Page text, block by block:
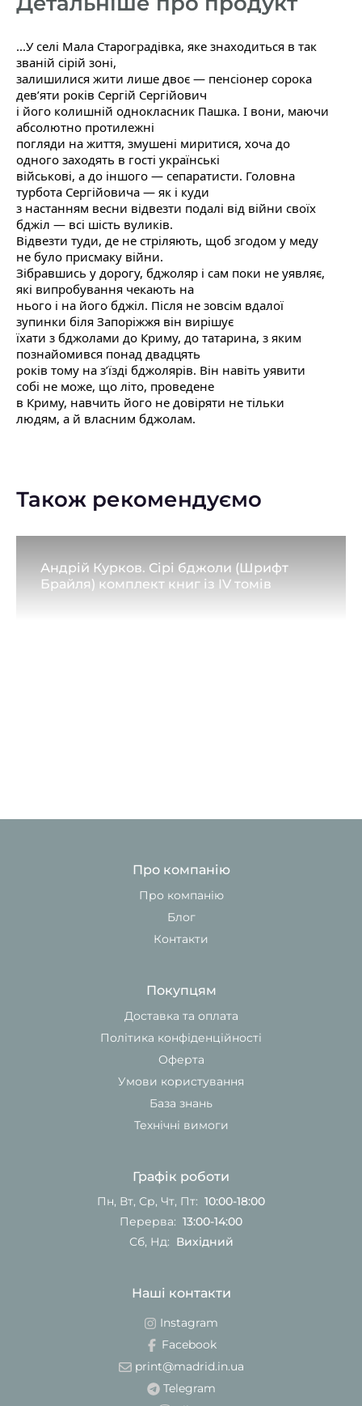
...У селі Мала Староградівка, яке знаходиться в так
званій сірій зоні,
залишилися жити лише двоє — пенсіонер сорока
дев’яти років Сергій Сергійович
і його колишній однокласник Пашка. І вони, маючи
абсолютно протилежні
погляди на життя, змушені миритися, хоча до
одного заходять в гості українські
військові, а до іншого — сепаратисти. Головна
турбота Сергійовича — як і куди
з настанням весни відвезти подалі від війни своїх
бджіл — всі шість вуликів.
Відвезти туди, де не стріляють, щоб згодом у меду
не було присмаку війни.
Зібравшись у дорогу, бджоляр і сам поки не уявляє,
які випробування чекають на
нього і на його бджіл. Після не зовсім вдалої
зупинки біля Запоріжжя він вирішує
їхати з бджолами до Криму, до татарина, з яким
познайомився понад двадцять
років тому на з’їзді бджолярів. Він навіть уявити
собі не може, що літо, проведене
в Криму, навчить його не довіряти не тільки
людям, а й власним бджолам.
Також рекомендуємо
Андрій Курков. Сірі бджоли (Шрифт
Брайля) комплект книг із IV томів
Про компанію
Про компанію
Блог
Контакти
Покупцям
Доставка та оплата
Політика конфіденційності
Оферта
Умови користування
База знань
Технічні вимоги
Графік роботи
Пн, Вт, Ср, Чт, Пт: 10:00-18:00
Перерва: 13:00-14:00
Сб, Нд: Вихідний
Наші контакти
Instagram
Facebook
print@madrid.in.ua
Telegram